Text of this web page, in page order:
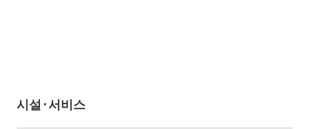
시설·서비스